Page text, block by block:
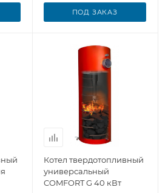
ПОД ЗАКАЗ
Котел твердотопливный
универсальный
COMFORT G 40 кВт